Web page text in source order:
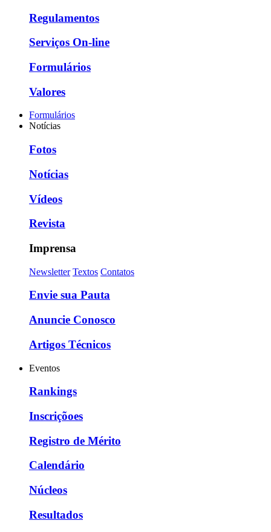
Regulamentos
Serviços On-line
Formulários
Valores
Formulários
Notícias
Fotos
Notícias
Vídeos
Revista
Imprensa
Newsletter Textos Contatos
Envie sua Pauta
Anuncie Conosco
Artigos Técnicos
Eventos
Rankings
Inscriçõoes
Registro de Mérito
Calendário
Núcleos
Resultados